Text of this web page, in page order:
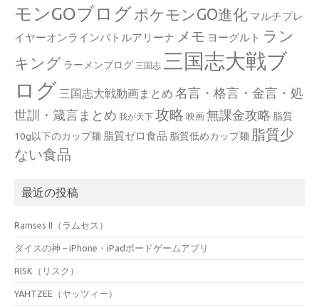
モンGOブログ ポケモンGO進化 マルチプレ
イヤーオンラインバトルアリーナ メモ ヨーグルト ラン
キング ラーメンブログ 三国志 三国志大戦ブ
ログ 三国志大戦動画まとめ 名言・格言・金言・処
世訓・箴言まとめ 我が天下 攻略 映画 無課金攻略 脂質
10g以下のカップ麺 脂質ゼロ食品 脂質低めカップ麺 脂質少
ない食品
最近の投稿
Ramses II（ラムセス）
ダイスの神 – iPhone・iPadボードゲームアプリ
RISK（リスク）
YAHTZEE（ヤッツィー）